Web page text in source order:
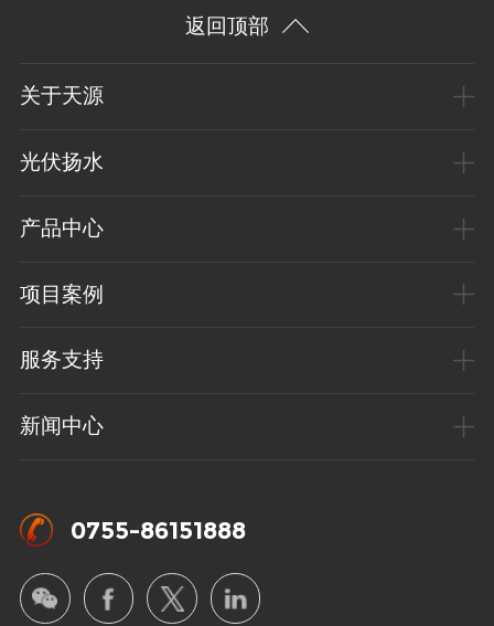
返回顶部
关于天源
光伏扬水
产品中心
项目案例
服务支持
新闻中心
0755-86151888